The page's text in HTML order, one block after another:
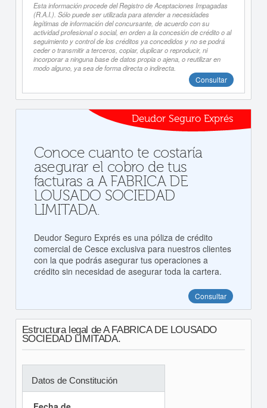
Esta información procede del Registro de Aceptaciones Impagadas
(R.A.I.). Sólo puede ser utilizada para atender a necesidades
legítimas de información del concursante, de acuerdo con su
actividad profesional o social, en orden a la concesión de crédito o al
seguimiento y control de los créditos ya concedidos y no se podrá
ceder o transmitir a terceros, copiar, duplicar o reproducir, ni
incorporar a ninguna base de datos propia o ajena, o reutilizar en
modo alguno, ya sea de forma directa o indirecta.
Consultar
Deudor Seguro Exprés
Conoce cuanto te costaría
asegurar el cobro de tus
facturas a A FABRICA DE
LOUSADO SOCIEDAD
LIMITADA.
Deudor Seguro Exprés es una póliza de crédito
comercial de Cesce exclusiva para nuestros clientes
con la que podrás asegurar tus operaciones a
crédito sin necesidad de asegurar toda la cartera.
Consultar
Estructura legal de A FABRICA DE LOUSADO
SOCIEDAD LIMITADA.
Datos de Constitución